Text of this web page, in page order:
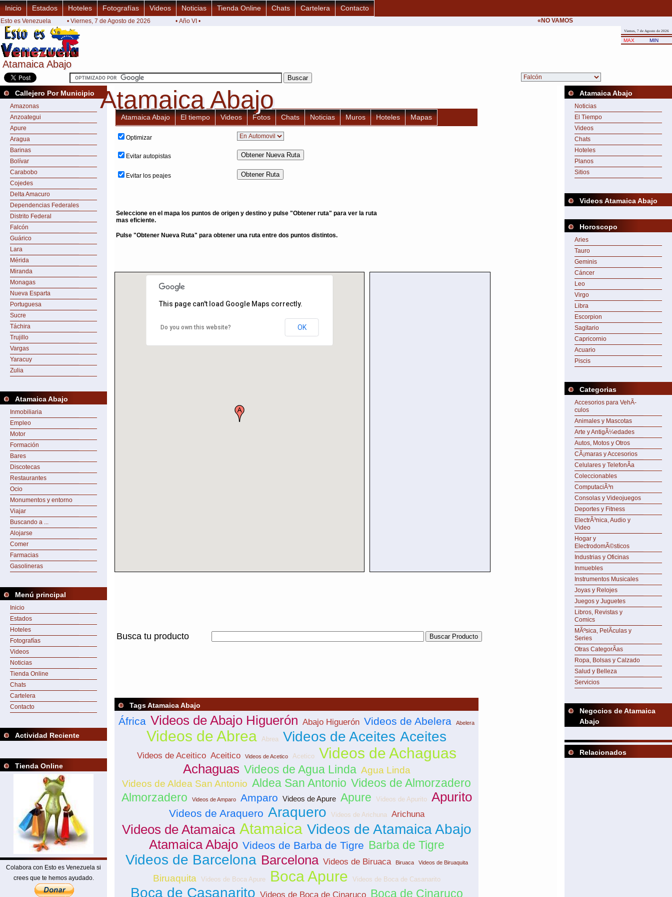
Atamaica Abajo
Atamaica Abajo
Inicio Estados Hoteles Fotografías Videos Noticias Tienda Online Chats Cartelera Contacto
Esto es Venezuela • Viernes, 7 de Agosto de 2026 • Año VI • «NO VAMOS A CEDER NUNCA AL CHANTAJE
Viernes, 7 de Agosto de 2026
MAX MIN
Callejero Por Municipio
Amazonas
Anzoategui
Apure
Aragua
Barinas
Bolívar
Carabobo
Cojedes
Delta Amacuro
Dependencias Federales
Distrito Federal
Falcón
Guárico
Lara
Mérida
Miranda
Monagas
Nueva Esparta
Portuguesa
Sucre
Táchira
Trujillo
Vargas
Yaracuy
Zulia
Atamaica Abajo
Inmobiliaria
Empleo
Motor
Formación
Bares
Discotecas
Restaurantes
Ocio
Monumentos y entorno
Viajar
Buscando a ...
Alojarse
Comer
Farmacias
Gasolineras
Menú principal
Inicio
Estados
Hoteles
Fotografías
Videos
Noticias
Tienda Online
Chats
Cartelera
Contacto
Actividad Reciente
Tienda Online
Colabora con Esto es Venezuela si
crees que te hemos ayudado.
Atamaica Abajo
Atamaica Abajo
Atamaica Abajo El tiempo Videos Fotos Chats Noticias Muros Hoteles Mapas
Optimizar
Evitar autopistas
Evitar los peajes
Seleccione en el mapa los puntos de origen y destino y pulse "Obtener ruta" para ver la ruta
mas eficiente.
Pulse "Obtener Nueva Ruta" para obtener una ruta entre dos puntos distintos.
This page can't load Google Maps correctly.
Do you own this website? OK
Busca tu producto
Tags Atamaica Abajo
África Videos de Abajo Higuerón Abajo Higuerón Videos de Abelera Abelera
Videos de Abrea Abrea Videos de Aceites Aceites
Videos de Aceitico Aceitico Videos de Acetico Acetico Videos de Achaguas
Achaguas Videos de Agua Linda Agua Linda
Videos de Aldea San Antonio Aldea San Antonio Videos de Almorzadero
Almorzadero
Videos de Amparo Amparo Videos de Apure Apure Videos de Apurito Apurito
Videos de Araquero Araquero Videos de Arichuna Arichuna
Videos de Atamaica Atamaica Videos de Atamaica Abajo
Atamaica Abajo Videos de Barba de Tigre Barba de Tigre
Videos de Barcelona Barcelona Videos de Biruaca Biruaca Videos de Biruaquita
Biruaquita Videos de Boca Apure Boca Apure Videos de Boca de Casanarito
Boca de Casanarito Videos de Boca de Cinaruco Boca de Cinaruco
Atamaica Abajo
Noticias
El Tiempo
Videos
Chats
Hoteles
Planos
Sitios
Videos Atamaica Abajo
Horoscopo
Aries
Tauro
Geminis
Cáncer
Leo
Virgo
Libra
Escorpion
Sagitario
Capricornio
Acuario
Piscis
Categorias
Accesorios para VehÃ­
culos
Animales y Mascotas
Arte y AntigÃ¼edades
Autos, Motos y Otros
CÃ¡maras y Accesorios
Celulares y TelefonÃ­a
Coleccionables
ComputaciÃ³n
Consolas y Videojuegos
Deportes y Fitness
ElectrÃ³nica, Audio y
Video
Hogar y
ElectrodomÃ©sticos
Industrias y Oficinas
Inmuebles
Instrumentos Musicales
Joyas y Relojes
Juegos y Juguetes
Libros, Revistas y
Comics
MÃºsica, PelÃ­culas y
Series
Otras CategorÃ­as
Ropa, Bolsas y Calzado
Salud y Belleza
Servicios
Negocios de Atamaica
Abajo
Relacionados